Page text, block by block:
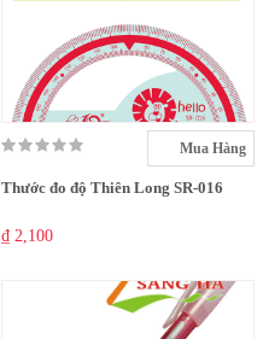
Mua Hàng
Thước đo độ Thiên Long SR-016
₫ 2,100